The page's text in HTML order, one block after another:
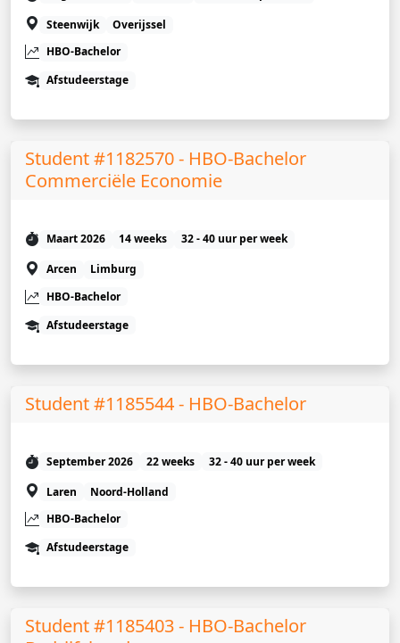
Steenwijk
Overijssel
HBO-Bachelor
Afstudeerstage
Student #1182570 - HBO-Bachelor
Commerciële Economie
Maart 2026 14 weeks
32 - 40 uur per week
Arcen
Limburg
HBO-Bachelor
Afstudeerstage
Student #1185544 - HBO-Bachelor
September 2026 22 weeks
32 - 40 uur per week
Laren
Noord-Holland
HBO-Bachelor
Afstudeerstage
Student #1185403 - HBO-Bachelor